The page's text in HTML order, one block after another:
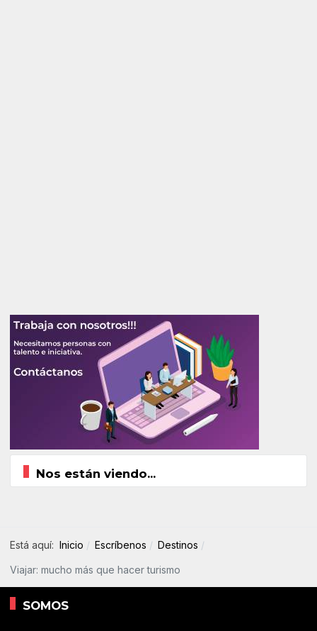
Nos están viendo...
Está aquí: Inicio Escríbenos Destinos
Viajar: mucho más que hacer turismo
SOMOS